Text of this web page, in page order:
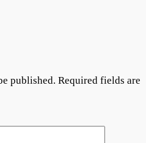
published. Required fields are